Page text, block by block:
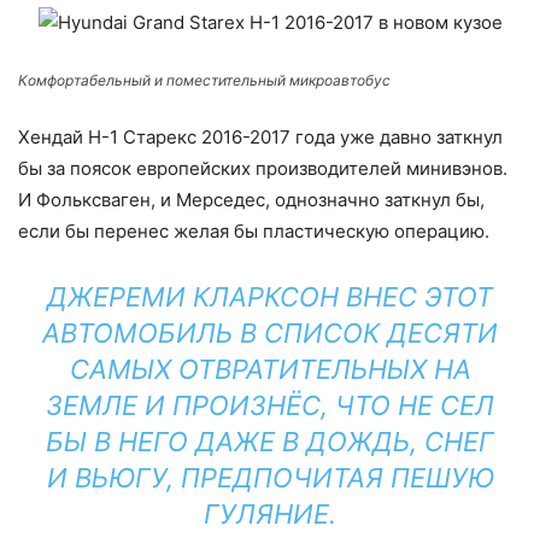
Комфортабельный и поместительный микроавтобус
Хендай Н-1 Старекс 2016-2017 года уже давно заткнул
бы за поясок европейских производителей минивэнов.
И Фольксваген, и Мерседес, однозначно заткнул бы,
если бы перенес желая бы пластическую операцию.
ДЖЕРЕМИ КЛАРКСОН ВНЕС ЭТОТ
АВТОМОБИЛЬ В СПИСОК ДЕСЯТИ
САМЫХ ОТВРАТИТЕЛЬНЫХ НА
ЗЕМЛЕ И ПРОИЗНЁС, ЧТО НЕ СЕЛ
БЫ В НЕГО ДАЖЕ В ДОЖДЬ, СНЕГ
И ВЬЮГУ, ПРЕДПОЧИТАЯ ПЕШУЮ
ГУЛЯНИЕ.